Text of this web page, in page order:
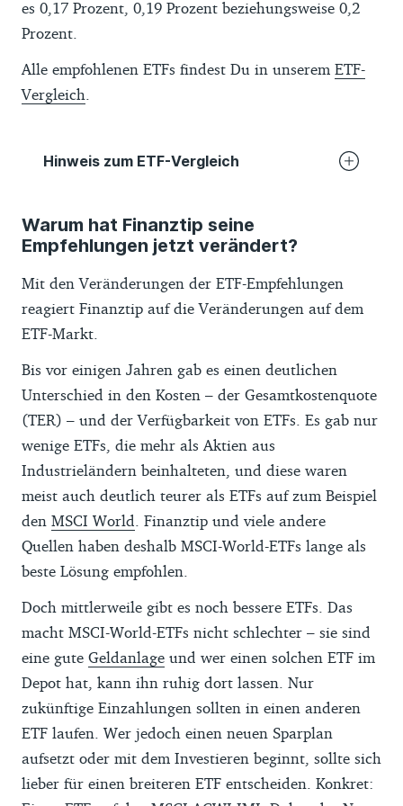
es 0,17 Prozent, 0,19 Prozent beziehungsweise 0,2
Prozent.
Alle empfohlenen ETFs findest Du in unserem ETF-
Vergleich
Hinweis zum ETF-Vergleich
Daten von ETF-Anbietern, die wir selbst
über deren Websites und
Anlegerinformationen gesammelt haben.
Daraus haben wir vergleichbare Kennzahlen
wie eine durchschnittliche Fünf-
Berechnungen war der monatliche Net-
Asset-Value der jeweiligen ETFs. War dieser
in US-Dollar angegeben, haben wir zur
Umrechnung die offiziellen Wechselkurse
Die von den Depotanbietern erhobenen
Gebühren für Einmalkäufe und Sparpläne
haben wir bei den Anbietern erfragt. Sie
Gewähr für die Richtigkeit und Aktualität
Die Reihenfolge der ETFs im Vergleich
erfolgt standardmäßig nach der
Marktabdeckung. Diese drückt aus, wie viel
Prozent des weltweiten investierbaren
Aktienmarkt der zugrundeliegende Index
Warum hat Finanztip seine
Empfehlungen jetzt verändert?
Mit den Veränderungen der ETF-Empfehlungen
reagiert Finanztip auf die Veränderungen auf dem
ETF-Markt.
Bis vor einigen Jahren gab es einen deutlichen
Unterschied in den Kosten – der Gesamtkostenquote
(TER) – und der Verfügbarkeit von ETFs. Es gab nur
wenige ETFs, die mehr als Aktien aus
Industrieländern beinhalteten, und diese waren
meist auch deutlich teurer als ETFs auf zum Beispiel
den MSCI World . Finanztip und viele andere
Quellen haben deshalb MSCI-World-ETFs lange als
beste Lösung empfohlen.
Doch mittlerweile gibt es noch bessere ETFs. Das
macht MSCI-World-ETFs nicht schlechter – sie sind
eine gute Geldanlage und wer einen solchen ETF im
Depot hat, kann ihn ruhig dort lassen. Nur
zukünftige Einzahlungen sollten in einen anderen
ETF laufen. Wer jedoch einen neuen Sparplan
aufsetzt oder mit dem Investieren beginnt, sollte sich
lieber für einen breiteren ETF entscheiden. Konkret: